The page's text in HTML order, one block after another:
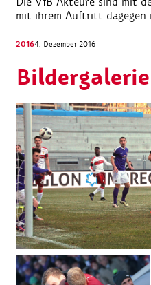
mit ihrem Auftritt dagegen
20164. Dezember 2016
Bildergalerie